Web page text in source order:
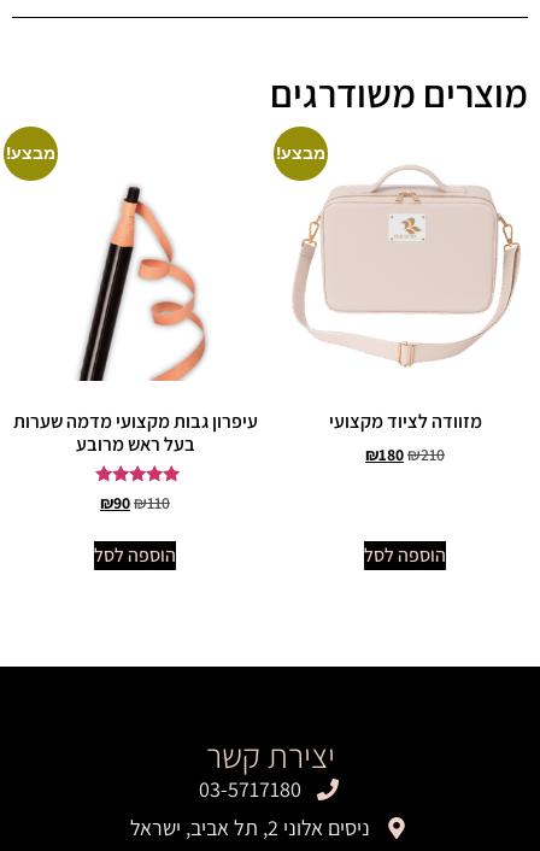
מוצרים משודרגים
מבצע!
מזוודה לציוד מקצועי
₪210
₪180
הוספה לסל
מבצע!
עיפרון גבות מקצועי מדמה שערות
בעל ראש מרובע
דורג
5.00
₪110
₪90
הוספה לסל
יצירת קשר
03-5717180
ניסים אלוני 2, תל אביב, ישראל